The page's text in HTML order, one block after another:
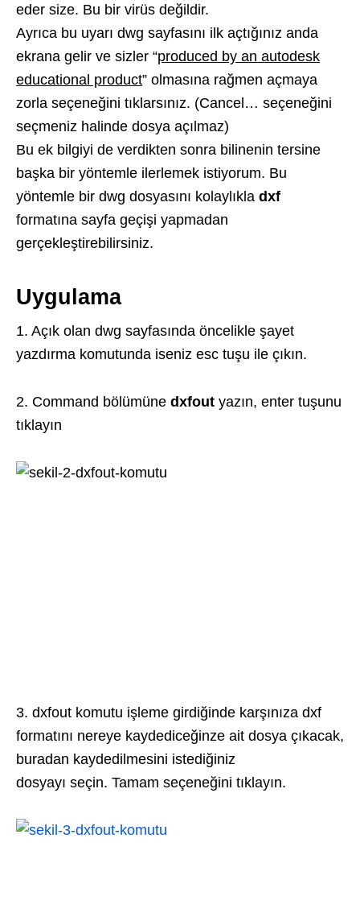
eder size. Bu bir virüs değildir.
Ayrıca bu uyarı dwg sayfasını ilk açtığınız anda
ekrana gelir ve sizler “produced by an autodesk
educational product” olmasına rağmen açmaya
zorla seçeneğini tıklarsınız. (Cancel… seçeneğini
seçmeniz halinde dosya açılmaz)
Bu ek bilgiyi de verdikten sonra bilinenin tersine
başka bir yöntemle ilerlemek istiyorum. Bu
yöntemle bir dwg dosyasını kolaylıkla dxf
formatına sayfa geçişi yapmadan
gerçekleştirebilirsiniz.
Uygulama
1. Açık olan dwg sayfasında öncelikle şayet
yazdırma komutunda iseniz esc tuşu ile çıkın.
2. Command bölümüne dxfout yazın, enter tuşunu
tıklayın
3. dxfout komutu işleme girdiğinde karşınıza dxf
formatını nereye kaydediceğinze ait dosya çıkacak,
buradan kaydedilmesini istediğiniz
dosyayı seçin. Tamam seçeneğini tıklayın.